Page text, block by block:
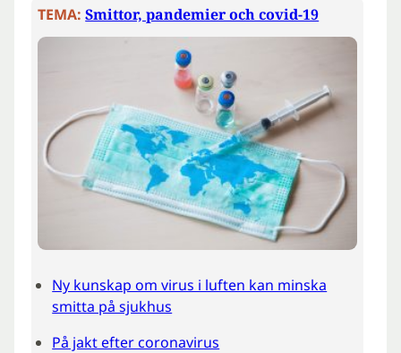
TEMA: Smittor, pandemier och covid-19
Ny kunskap om virus i luften kan minska
smitta på sjukhus
På jakt efter coronavirus